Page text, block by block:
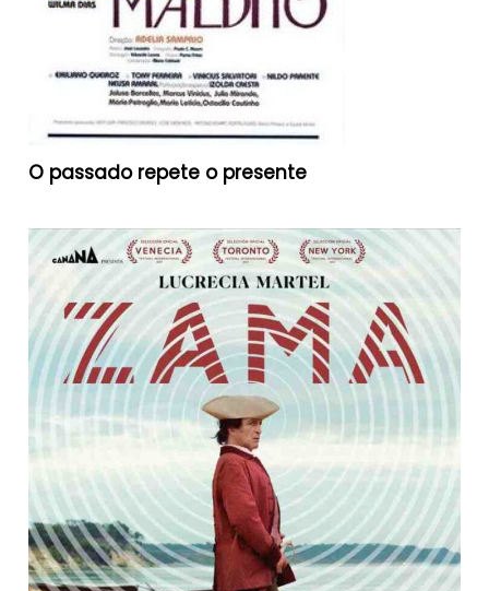
O passado repete o presente